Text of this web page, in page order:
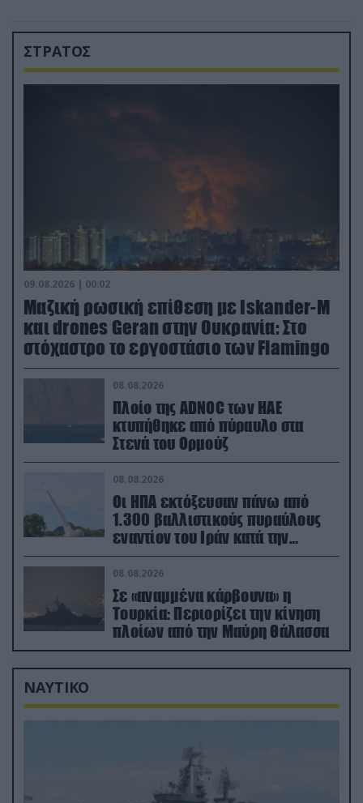
ΣΤΡΑΤΟΣ
09.08.2026 | 00:02
Μαζική ρωσική επίθεση με Iskander-M
και drones Geran στην Ουκρανία: Στο
στόχαστρο το εργοστάσιο των Flamingo
08.08.2026
Πλοίο της ADNOC των ΗΑΕ
κτυπήθηκε από πύραυλο στα
Στενά του Ορμούζ
08.08.2026
Οι ΗΠΑ εκτόξευσαν πάνω από
1.300 βαλλιστικούς πυραύλους
εναντίον του Ιράν κατά την
διάρκεια του πολέμου
08.08.2026
Σε «αναμμένα κάρβουνα» η
Τουρκία: Περιορίζει την κίνηση
πλοίων από την Μαύρη Θάλασσα
ΝΑΥΤΙΚΟ